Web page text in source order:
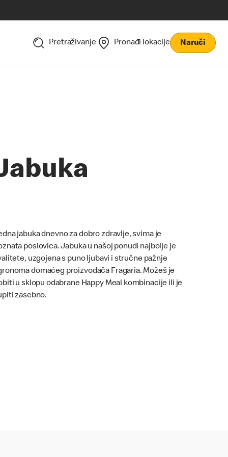
Pretraživanje Pronađi lokacije Naruči
jabuka dnevno za dobro zdravlje, svima je
poslovica. Jabuka u našoj ponudi najbolje je
uzgojena s puno ljubavi i stručne pažnje
domaćeg proizvođača Fragaria. Možeš je
u sklopu odabrane Happy Meal kombinacije ili je
zasebno.